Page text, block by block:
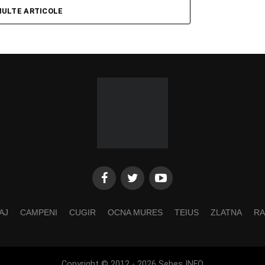
ARTICOLE
CAMPENI CUGIR OCNA MURES TEIUS ZLATNA